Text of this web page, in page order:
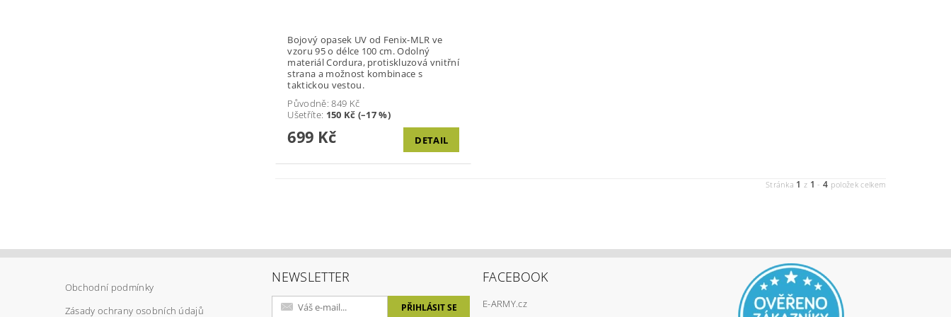
Bojový opasek UV od Fenix-MLR ve
vzoru 95 o délce 100 cm. Odolný
materiál Cordura, protiskluzová vnitřní
strana a možnost kombinace s
taktickou vestou.
Původně:849 Kč
Ušetříte: 150 Kč (–17 %)
699 Kč DETAIL
Stránka 1 z 1 -4 položek celkem
Obchodní podmínky
Zásady ochrany osobních údajů
NEWSLETTER FACEBOOK
E-ARMY.cz